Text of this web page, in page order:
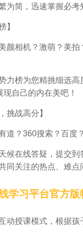
为简，迅速掌握必考
】
颜相机？激萌？美
力榜为您精挑细选
现自己的内在美吧！
挑战高分】
道？360搜索？百度
候在线答疑，提交
同关注的热点、难点
学习平台官方版
动授课模式，根据孩